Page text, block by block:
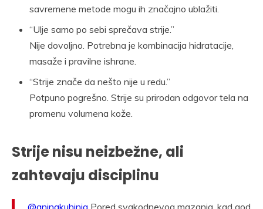
savremene metode mogu ih značajno ublažiti.
“Ulje samo po sebi sprečava strije.”
Nije dovoljno. Potrebna je kombinacija hidratacije,
masaže i pravilne ishrane.
“Strije znače da nešto nije u redu.”
Potpuno pogrešno. Strije su prirodan odgovor tela na
promenu volumena kože.
Strije nisu neizbežne, ali
zahtevaju disciplinu